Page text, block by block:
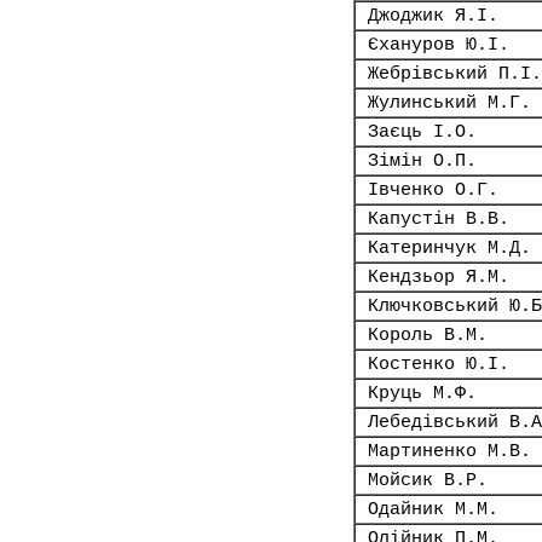
Джоджик Я.І.
Єхануров Ю.І.
Жебрівський П.І.
Жулинський М.Г.
Заєць І.О.
Зімін О.П.
Івченко О.Г.
Капустін В.В.
Катеринчук М.Д.
Кендзьор Я.М.
Ключковський
Король В.М.
Костенко Ю.І.
Круць М.Ф.
Лебедівський
Мартиненко М.В.
Мойсик В.Р.
Одайник М.М.